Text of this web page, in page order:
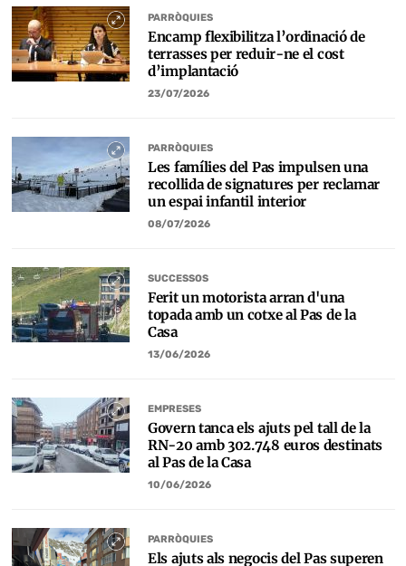
PARRÒQUIES
Encamp flexibilitza l’ordinació de
terrasses per reduir-ne el cost
d’implantació
23/07/2026
PARRÒQUIES
Les famílies del Pas impulsen una
recollida de signatures per reclamar
un espai infantil interior
08/07/2026
SUCCESSOS
Ferit un motorista arran d'una
topada amb un cotxe al Pas de la
Casa
13/06/2026
EMPRESES
Govern tanca els ajuts pel tall de la
RN-20 amb 302.748 euros destinats
al Pas de la Casa
10/06/2026
PARRÒQUIES
Els ajuts als negocis del Pas superen